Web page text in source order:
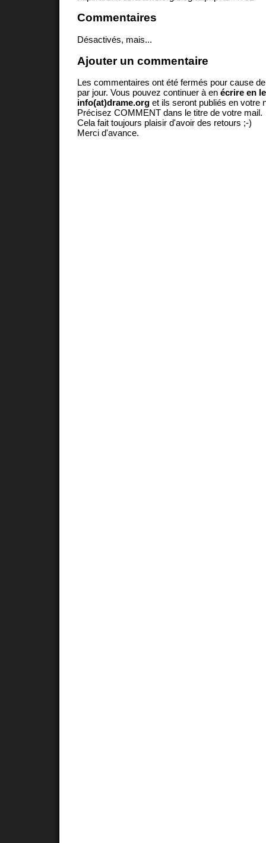
Commentaires
Désactivés, mais...
Ajouter un commentaire
Les commentaires ont été fermés pour cause
par jour. Vous pouvez continuer à en écrire en
info(at)drame.org et ils seront publiés en votre
Précisez COMMENT dans le titre de votre mail.
Cela fait toujours plaisir d'avoir des retours ;-)
Merci d'avance.